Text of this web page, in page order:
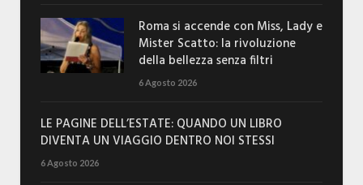
Roma si accende con Miss, Lady e
Mister Scatto: la rivoluzione
della bellezza senza filtri
6 Agosto 2026
LE PAGINE DELL’ESTATE: QUANDO UN LIBRO
DIVENTA UN VIAGGIO DENTRO NOI STESSI
6 Agosto 2026